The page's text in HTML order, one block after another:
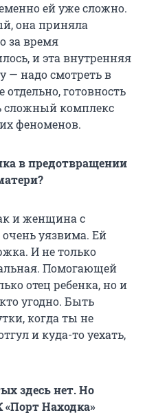
ей уже сложно.
она приняла
за время
и эта внутренняя
— надо смотреть в
готовность
сложный комплекс
феноменов.
в предотвращении
и женщина с
уязвима. Ей
И не только
Помогающей
отец ребенка, но и
угодно. Быть
когда ты не
и куда-то уехать,
здесь нет. Но
«Порт Находка»